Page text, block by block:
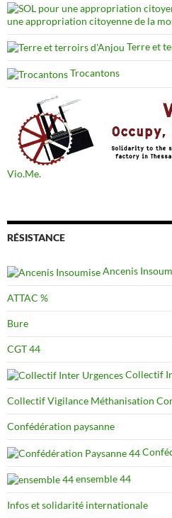
une appropriation citoyenne de la
Terre et
Trocantons
Vio.Me.
RÉSISTANCE
Ancenis
ATTAC %
Bure
CGT 44
Collectif
Collectif Vigilance Méthanisation
Confédération paysanne
ensemble 44
Infos et solidarité internationale